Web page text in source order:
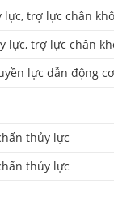
trợ lực chân
lực, trợ lực chân
lực dẫn động
thủy lực
thủy lực